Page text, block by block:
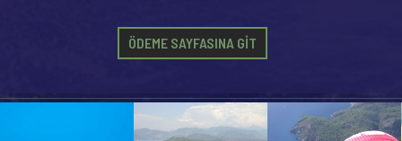
ÖDEME SAYFASINA GİT